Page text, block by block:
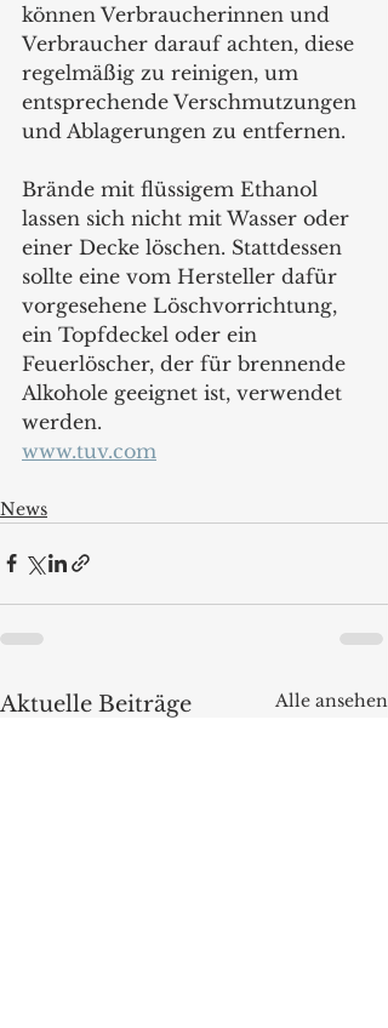
können Verbraucherinnen und
Verbraucher darauf achten, diese
regelmäßig zu reinigen, um
entsprechende Verschmutzungen
und Ablagerungen zu entfernen.
Brände mit flüssigem Ethanol
lassen sich nicht mit Wasser oder
einer Decke löschen. Stattdessen
sollte eine vom Hersteller dafür
vorgesehene Löschvorrichtung,
ein Topfdeckel oder ein
Feuerlöscher, der für brennende
Alkohole geeignet ist, verwendet
werden.
www.tuv.com
News
Aktuelle Beiträge Alle ansehen